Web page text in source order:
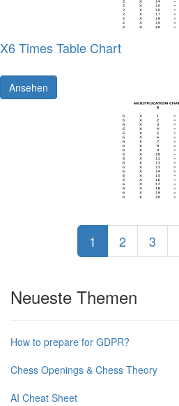
X6 Times Table Chart
Ansehen
1 2 3
Neueste Themen
How to prepare for GDPR?
Chess Openings & Chess Theory
AI Cheat Sheet